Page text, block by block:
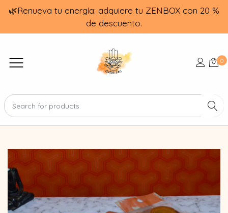
🌿Renueva tu energía: adquiere tu ZENBOX con 20 %
de descuento.
0